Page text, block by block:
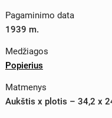
Pagaminimo data
1939 m.
Medžiagos
Popierius
Matmenys
Aukštis x plotis – 34,2 x